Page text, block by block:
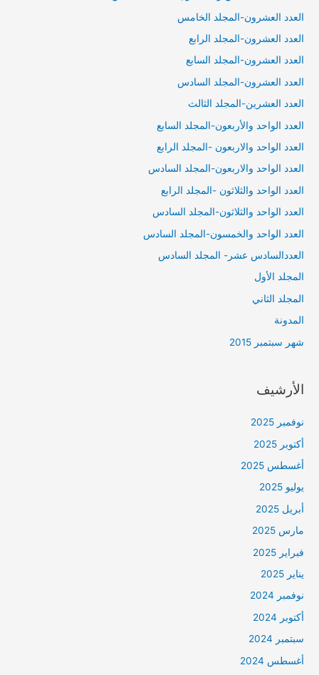
العدد العشرون-المجلد الخامس
العدد العشرون-المجلد الرابع
العدد العشرون-المجلد السابع
العدد العشرون-المجلد السادس
العدد العشرين-المجلد الثالث
العدد الواحد والأربعون-المجلد السابع
العدد الواحد والاربعون -المجلد الرابع
العدد الواحد والاربعون-المجلد السادس
العدد الواحد والثلاثون -المجلد الرابع
العدد الواحد والثلاثون-المجلد السادس
العدد الواحد والخمسون-المجلد السادس
العددالسادس عشر- المجلد السادس
المجلد الأول
المجلد الثاني
المدونة
شهر سبتمبر 2015
الأرشيف
نوفمبر 2025
أكتوبر 2025
أغسطس 2025
يوليو 2025
أبريل 2025
مارس 2025
فبراير 2025
يناير 2025
نوفمبر 2024
أكتوبر 2024
سبتمبر 2024
أغسطس 2024